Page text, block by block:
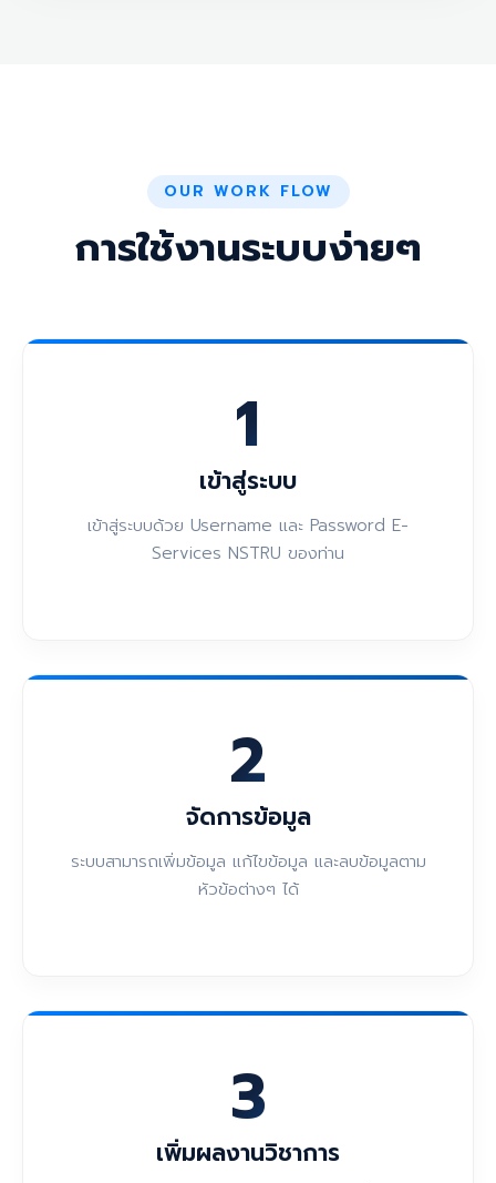
OUR WORK FLOW
การใช้งานระบบง่ายๆ
1
เข้าสู่ระบบ
เข้าสู่ระบบด้วย Username และ Password E-
Services NSTRU ของท่าน
2
จัดการข้อมูล
ระบบสามารถเพิ่มข้อมูล แก้ไขข้อมูล และลบข้อมูลตาม
หัวข้อต่างๆ ได้
3
เพิ่มผลงานวิชาการ